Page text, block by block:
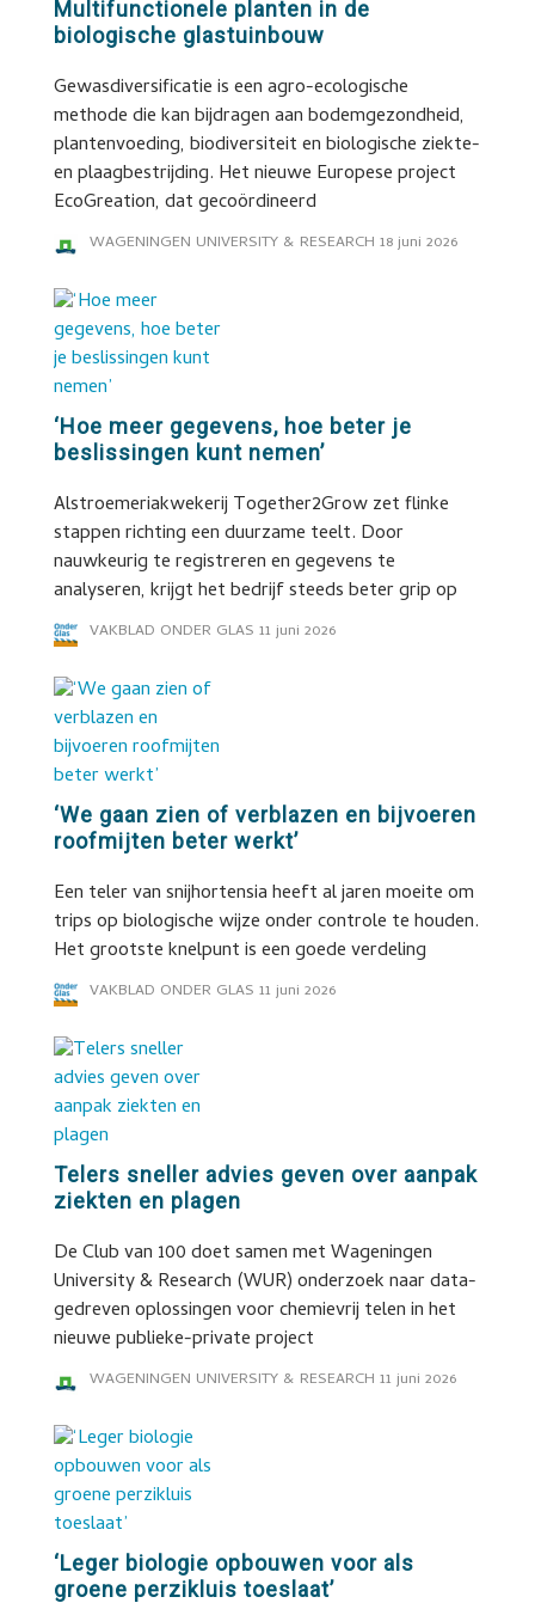
Multifunctionele planten in de
biologische glastuinbouw
Gewasdiversificatie is een agro-ecologische
methode die kan bijdragen aan bodemgezondheid,
plantenvoeding, biodiversiteit en biologische ziekte-
en plaagbestrijding. Het nieuwe Europese project
EcoGreation, dat gecoördineerd
WAGENINGEN UNIVERSITY & RESEARCH 18 juni 2026
‘Hoe meer gegevens, hoe beter je
beslissingen kunt nemen’
Alstroemeriakwekerij Together2Grow zet flinke
stappen richting een duurzame teelt. Door
nauwkeurig te registreren en gegevens te
analyseren, krijgt het bedrijf steeds beter grip op
VAKBLAD ONDER GLAS 11 juni 2026
‘We gaan zien of verblazen en bijvoeren
roofmijten beter werkt’
Een teler van snijhortensia heeft al jaren moeite om
trips op biologische wijze onder controle te houden.
Het grootste knelpunt is een goede verdeling
VAKBLAD ONDER GLAS 11 juni 2026
Telers sneller advies geven over aanpak
ziekten en plagen
De Club van 100 doet samen met Wageningen
University & Research (WUR) onderzoek naar data-
gedreven oplossingen voor chemievrij telen in het
nieuwe publieke-private project
WAGENINGEN UNIVERSITY & RESEARCH 11 juni 2026
‘Leger biologie opbouwen voor als
groene perzikluis toeslaat’